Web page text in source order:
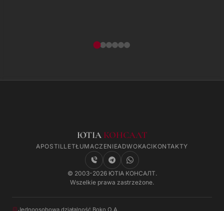
ЮТІА КОНСАЛТ
APOSTILLETŁUMACZENIEADWOKACI KONTAKTY
© 2003-2026 ЮТІА КОНСАЛТ.
Wszelkie prawa zastrzeżone.
Jednoosobowa działalność Boko O.A.